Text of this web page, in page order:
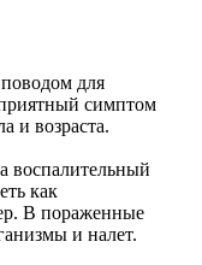
для
симптом
и возраста.
воспалительный
как
В пораженные
и налет.